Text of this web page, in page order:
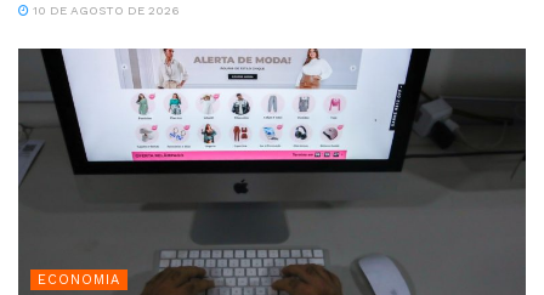
10 DE AGOSTO DE 2026
ECONOMIA